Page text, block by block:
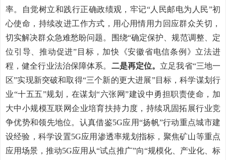
率。自觉树立和践行正确政绩观，牢记“人民邮电为人民”初
心使命，持续改进工作方式，用心用情用力回应群众关切，
切实解决群众急难愁盼问题。围绕“确定保护、规范调整、定
位引导、推动促进”目标，加快《安徽省电信条例》立法进
程，健全行业法治保障体系。 二是再定位。 立足我省“三地一
区”实现新突破和取得“三个新的更大进展”目标，科学谋划行
业“十五五”规划，在谋划“六张网”建设中勇担职责使命，加
大中小规模互联网企业培育扶持力度，持续巩固拓展行业竞
争优势和领先地位。认真借鉴5G应用“扬帆”行动重点城市建
设经验， 科学设置5G应用渗透率规划指标， 聚焦矿山等重点
应用场景，推动5G应用从“试点推广”向“规模化、产业化、标